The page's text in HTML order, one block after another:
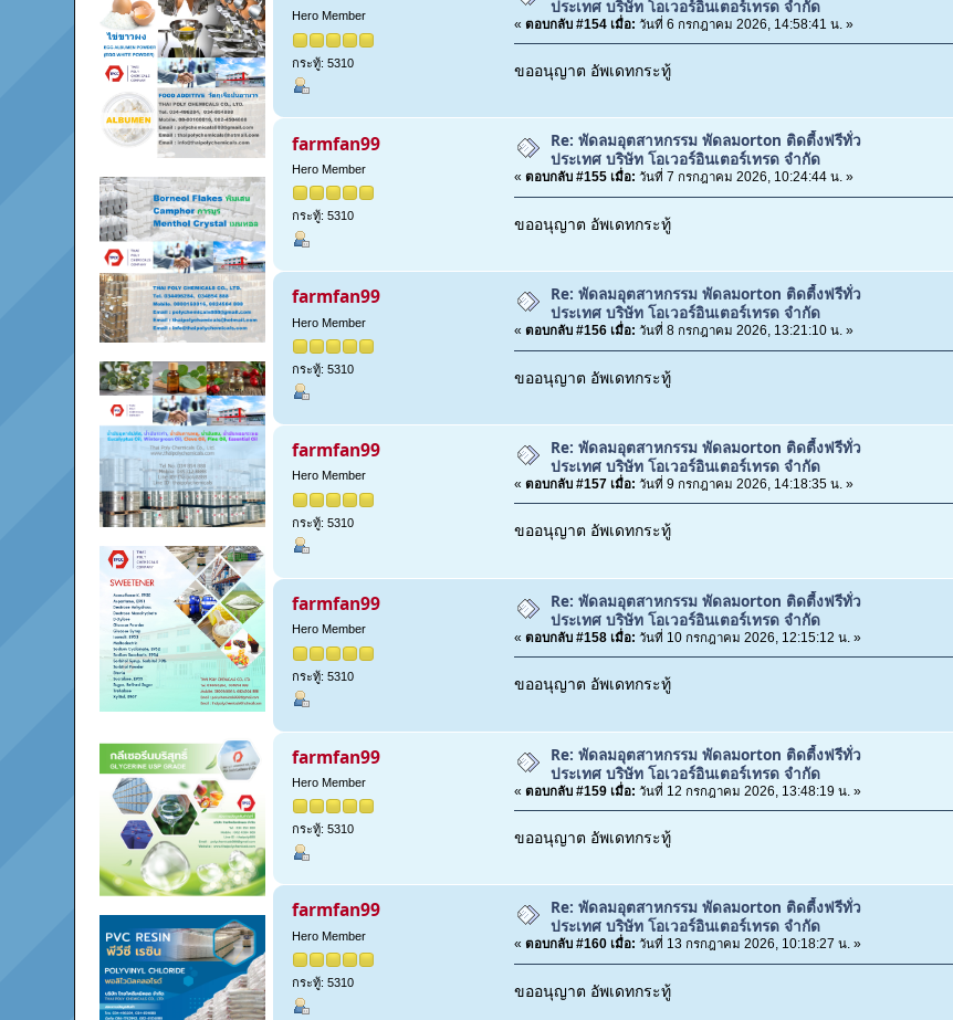
Hero Member
กระทู้: 5310
ประเทศ บริษัท โอเวอร์อินเตอร์เทรด จำกัด
« ตอบกลับ #154 เมื่อ: วันที่ 6 กรกฎาคม 2026, 14:58:41 น. »
ขออนุญาต อัพเดทกระทู้
farmfan99
Hero Member
กระทู้: 5310
Re: พัดลมอุตสาหกรรม พัดลมorton ติดตี้งฟรีทั่ว
ประเทศ บริษัท โอเวอร์อินเตอร์เทรด จำกัด
« ตอบกลับ #155 เมื่อ: วันที่ 7 กรกฎาคม 2026, 10:24:44 น. »
ขออนุญาต อัพเดทกระทู้
farmfan99
Hero Member
กระทู้: 5310
Re: พัดลมอุตสาหกรรม พัดลมorton ติดตี้งฟรีทั่ว
ประเทศ บริษัท โอเวอร์อินเตอร์เทรด จำกัด
« ตอบกลับ #156 เมื่อ: วันที่ 8 กรกฎาคม 2026, 13:21:10 น. »
ขออนุญาต อัพเดทกระทู้
farmfan99
Hero Member
กระทู้: 5310
Re: พัดลมอุตสาหกรรม พัดลมorton ติดตี้งฟรีทั่ว
ประเทศ บริษัท โอเวอร์อินเตอร์เทรด จำกัด
« ตอบกลับ #157 เมื่อ: วันที่ 9 กรกฎาคม 2026, 14:18:35 น. »
ขออนุญาต อัพเดทกระทู้
farmfan99
Hero Member
กระทู้: 5310
Re: พัดลมอุตสาหกรรม พัดลมorton ติดตี้งฟรีทั่ว
ประเทศ บริษัท โอเวอร์อินเตอร์เทรด จำกัด
« ตอบกลับ #158 เมื่อ: วันที่ 10 กรกฎาคม 2026, 12:15:12 น. »
ขออนุญาต อัพเดทกระทู้
farmfan99
Hero Member
กระทู้: 5310
Re: พัดลมอุตสาหกรรม พัดลมorton ติดตี้งฟรีทั่ว
ประเทศ บริษัท โอเวอร์อินเตอร์เทรด จำกัด
« ตอบกลับ #159 เมื่อ: วันที่ 12 กรกฎาคม 2026, 13:48:19 น. »
ขออนุญาต อัพเดทกระทู้
farmfan99
Hero Member
กระทู้: 5310
Re: พัดลมอุตสาหกรรม พัดลมorton ติดตี้งฟรีทั่ว
ประเทศ บริษัท โอเวอร์อินเตอร์เทรด จำกัด
« ตอบกลับ #160 เมื่อ: วันที่ 13 กรกฎาคม 2026, 10:18:27 น. »
ขออนุญาต อัพเดทกระทู้